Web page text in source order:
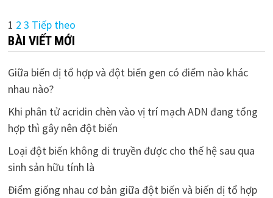
Điều
hướng
bài
viết
1 2 3 Tiếp theo
BÀI VIẾT MỚI
Giữa biến dị tổ hợp và đột biến gen có điểm nào khác
nhau nào?
Khi phân tử acridin chèn vào vị trí mạch ADN đang tổng
hợp thì gây nên đột biến
Loại đột biến không di truyền được cho thế hệ sau qua
sinh sản hữu tính là
Điểm giống nhau cơ bản giữa đột biến và biến dị tổ hợp